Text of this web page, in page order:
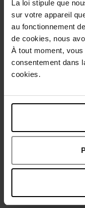
La loi stipule que
sur votre appareil
au fonctionnement
de cookies, nous
À tout moment,
consentement dans
cookies.
Conseil
Avis client
Vous